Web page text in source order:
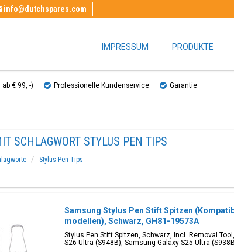
info@dutchspares.com
IMPRESSUM PRODUKTE
€ 99, ​​-) Professionelle Kundenservice Garantie
SCHLAGWORT STYLUS PEN TIPS
Stylus Pen Tips
Samsung Stylus Pen Stift Spitzen
modellen), Schwarz, GH81-19573A
Stylus Pen Stift Spitzen, Schwarz, Incl. Removal
S26 Ultra (S948B), Samsung Galaxy S25 Ultra